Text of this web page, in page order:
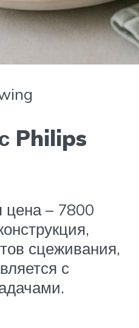
Philips
цена – 7800
сцеживания,
с